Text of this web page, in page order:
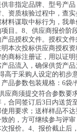
非指定品牌、型号产
资质核验过程中，查
料谋取中标行为，我
目。8、供应商报价阶
品授权文件。授权文
本次投标供应商授权
商标注册证，用以证
品流入，确保供货产
高于采购人设定的初步
品参数包装规格：6袋/
应商须提交符合参数要
合同签订后3日内送货
用要求；送样样品不
的，方可继续参与评
报价。4、报价截止后